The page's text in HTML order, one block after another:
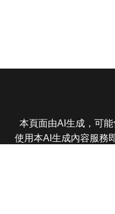
本頁面由AI生成，可能
使用本AI生成內容服務